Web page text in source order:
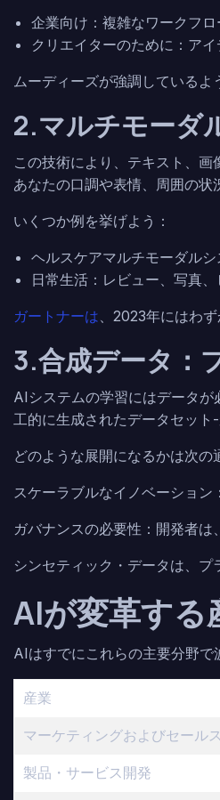
企業向け：複雑なワークフ
クリエイターのために：ア
ムーディーズが強調しているよ
2.マルチモーダ
この技術により、テキスト、
あなたの口調や表情、周囲の状
いくつか例を挙げよう：
ヘルスケアマルチモーダル
日常生活：レビュー、写真
ガートナーは、2023年にはわ
3.合成データ：
AIシステムの学習にはデータ
工的に生成されたデータセット-
どのような展開になるかは次の
スケーラブルなイノベーション
ガバナンスの必要性：開発者
シンセティック・データは、
AIが変革する
AIはすでにこれらの主要分野で
産業
マーケティングおよびセールス
製品・サービス開発